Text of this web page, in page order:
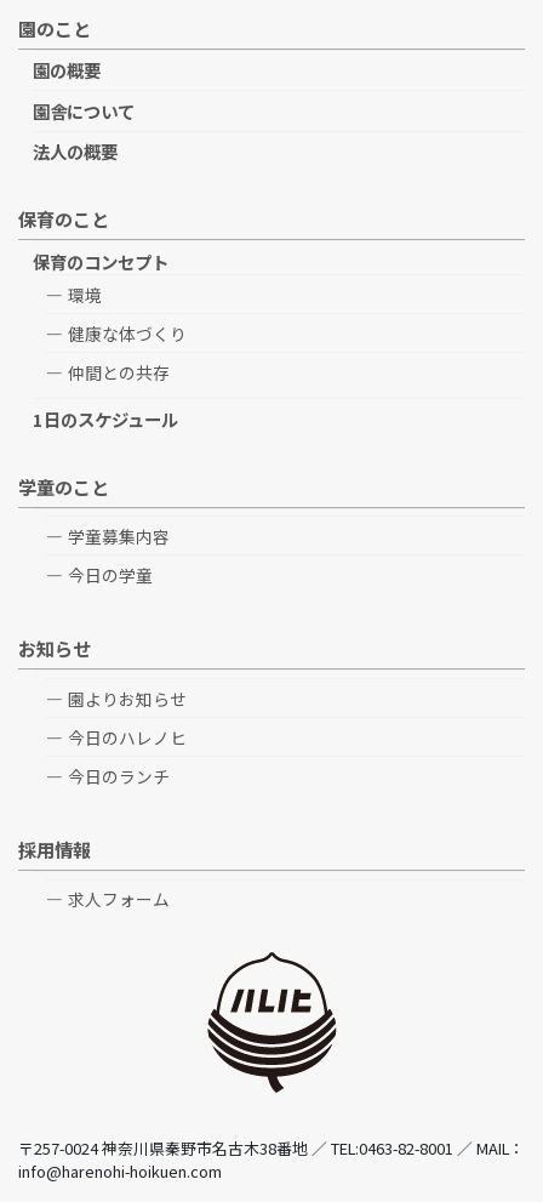
園のこと
園の概要
園舎について
法人の概要
保育のこと
保育のコンセプト
環境
健康な体づくり
仲間との共存
1日のスケジュール
学童のこと
学童募集内容
今日の学童
お知らせ
園よりお知らせ
今日のハレノヒ
今日のランチ
採用情報
求人フォーム
〒257-0024 神奈川県秦野市名古木38番地 ／ TEL:0463-82-8001 ／ MAIL：
info@harenohi-hoikuen.com